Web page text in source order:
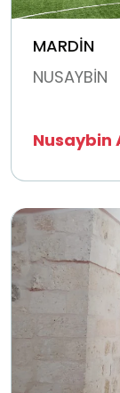
MARDİN
NUSAYBİN
Nusaybin